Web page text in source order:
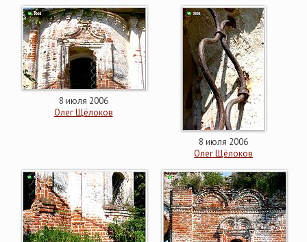
8 июля 2006
Олег Щёлоков
8 июля 2006
Олег Щёлоков